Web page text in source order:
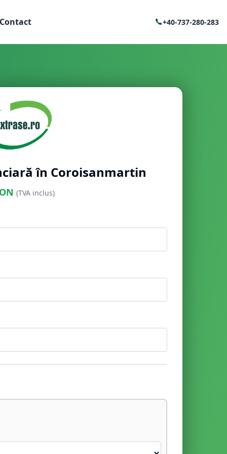
Contact +40-737-280-283
în Coroisanmartin
(TVA inclus)